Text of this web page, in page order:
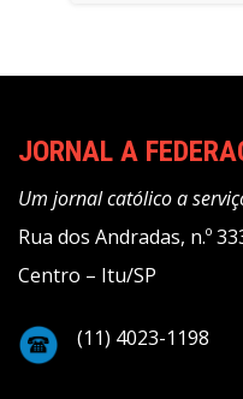
JORNAL A
Um jornal católico a
Rua dos Andradas, n.º
Centro – Itu/SP
(11) 4023-1198